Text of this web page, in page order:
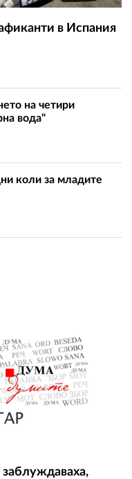
в Испания
на четири
вода"
коли за младите